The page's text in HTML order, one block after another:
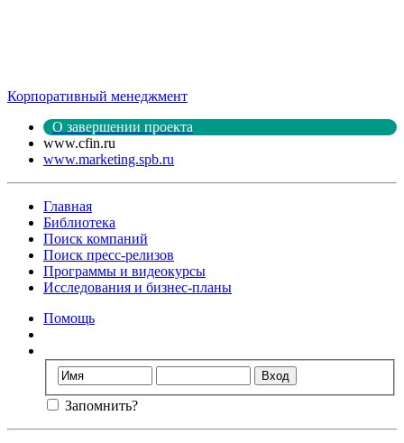
Корпоративный менеджмент
О завершении проекта
www.cfin.ru
www.marketing.spb.ru
Главная
Библиотека
Поиск компаний
Поиск пресс-релизов
Программы и видеокурсы
Исследования и бизнес-планы
Помощь
Запомнить?